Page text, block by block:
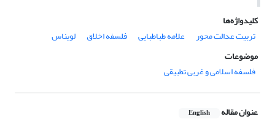
کلیدواژه‌ها
تربیت عدالت محور
علامه طباطبایی فلسفه اخلاق
لویناس
موضوعات
فلسفه اسلامی و غربی تطبیقی
عنوان مقاله English